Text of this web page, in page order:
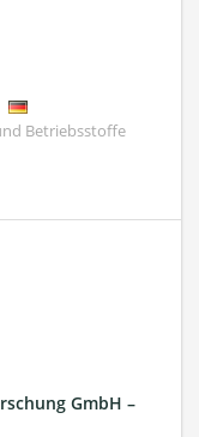
Betriebsstoffe
GmbH –